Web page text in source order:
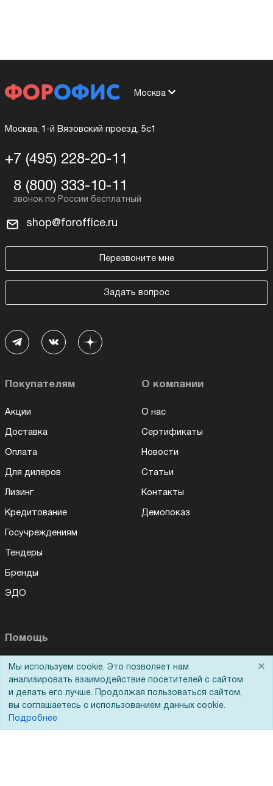
Москва
Москва, 1-й Вязовский проезд, 5с1
+7 (495) 228-20-11
8 (800) 333-10-11
shop@foroffice.ru
Перезвоните мне
Задать вопрос
Покупателям
Акции
Доставка
Оплата
Для дилеров
Лизинг
Кредитование
Госучреждениям
Тендеры
Бренды
ЭДО
О компании
О нас
Сертификаты
Новости
Статьи
Контакты
Демопоказ
Помощь
Вопрос-ответ
Реквизиты
Гарантии и возврат
Мы используем cookie. Это позволяет нам
анализировать взаимодействие посетителей с сайтом
и делать его лучше. Продолжая пользоваться сайтом,
вы соглашаетесь с использованием данных cookie.
Подробнее
×